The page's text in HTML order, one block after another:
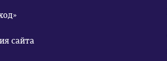
сайта